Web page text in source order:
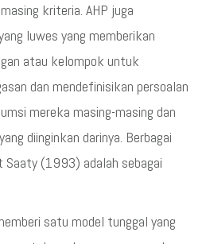
kriteria. AHP juga
luwes yang memberikan
atau kelompok untuk
dan mendefinisikan persoalan
mereka masing-masing dan
diinginkan darinya. Berbagai
Saaty (1993) adalah sebagai
satu model tunggal yang